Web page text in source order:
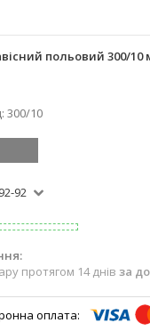
польовий 300/10
300/10
92
протягом 14 днів за